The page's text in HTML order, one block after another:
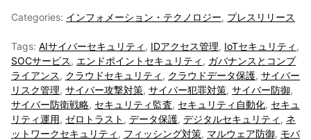
Categories: インフォメーション・テクノロジー, プレスリリース
Tags: AIサイバーセキュリティ , IDアクセス管理, IoTセキュリティ ,
SOCサービス, エンドポイントセキュリティ , ガバナンスとコンプ
ライアンス, クラウドセキュリティ , クラウドデータ保護, サイバー
リスク管理, サイバー攻撃対策, サイバー犯罪対策, サイバー防御,
サイバー防衛戦略, セキュリティ監査, セキュリティ自動化, セキュ
リティ運用, ゼロトラスト , データ保護, デジタルセキュリティ , ネ
ットワークセキュリティ , フィッシング対策, マルウェア防御, モバ